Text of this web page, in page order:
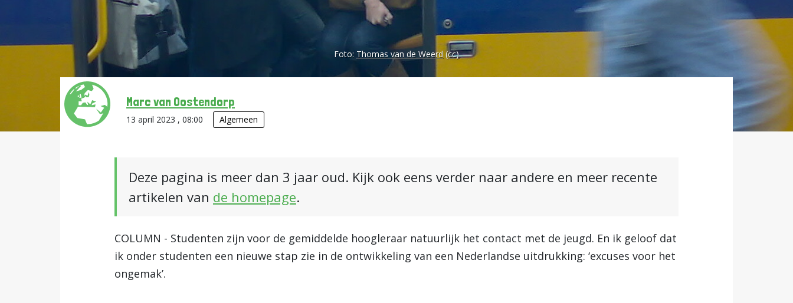
Foto: Thomas van de Weerd (cc)
Marc van Oostendorp
13 april 2023 , 08:00 Algemeen
Deze pagina is meer dan 3 jaar oud. Kijk ook eens verder naar andere en meer recente
artikelen van de homepage.
COLUMN - Studenten zijn voor de gemiddelde hoogleraar natuurlijk het contact met de jeugd. En ik geloof dat
ik onder studenten een nieuwe stap zie in de ontwikkeling van een Nederlandse uitdrukking: ‘excuses voor het
ongemak’.